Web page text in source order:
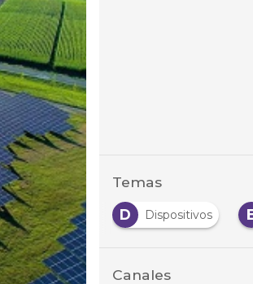
Temas
D
Datos D Dispositivos
Canales